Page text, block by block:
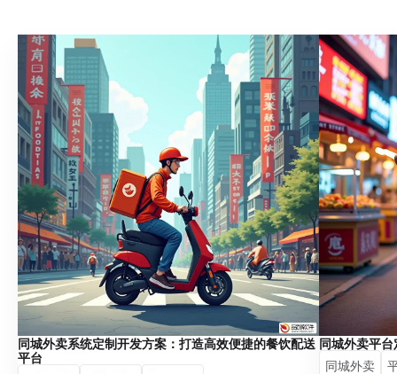
同城外卖系统定制开发方案：打造高效便捷的餐饮配送
平台
同城外卖平
同城外卖